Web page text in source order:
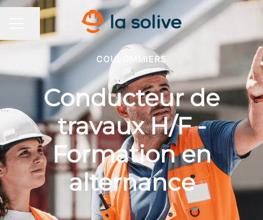
MENU CARRIÈRE
Partager la page
COULOMMIERS
Conducteur de
travaux H/F -
Formation en
alternance